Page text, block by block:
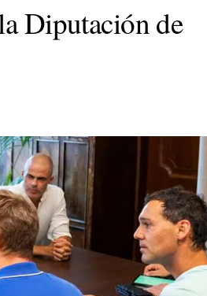
Diputación de